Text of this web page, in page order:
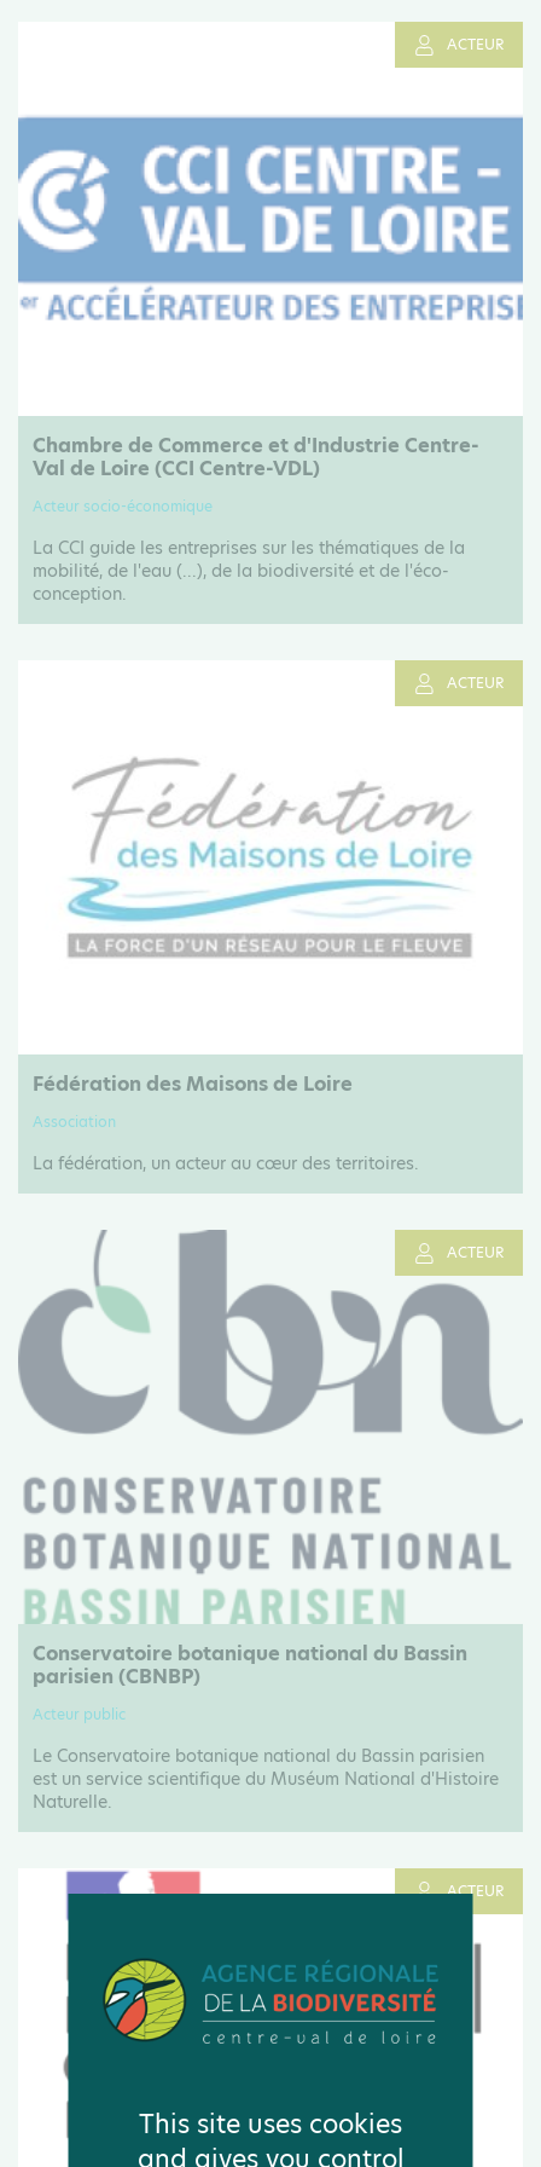
ACTEUR
Chambre de Commerce et d'Industrie Centre-
Val de Loire (CCI Centre-VDL)
Acteur socio-économique
La CCI guide les entreprises sur les thématiques de la
mobilité, de l'eau (...), de la biodiversité et de l'éco-
conception.
ACTEUR
Fédération des Maisons de Loire
Association
La fédération, un acteur au cœur des territoires.
ACTEUR
Conservatoire botanique national du Bassin
parisien (CBNBP)
Acteur public
Le Conservatoire botanique national du Bassin parisien
est un service scientifique du Muséum National d'Histoire
Naturelle.
ACTEUR
This site uses cookies
and gives you control